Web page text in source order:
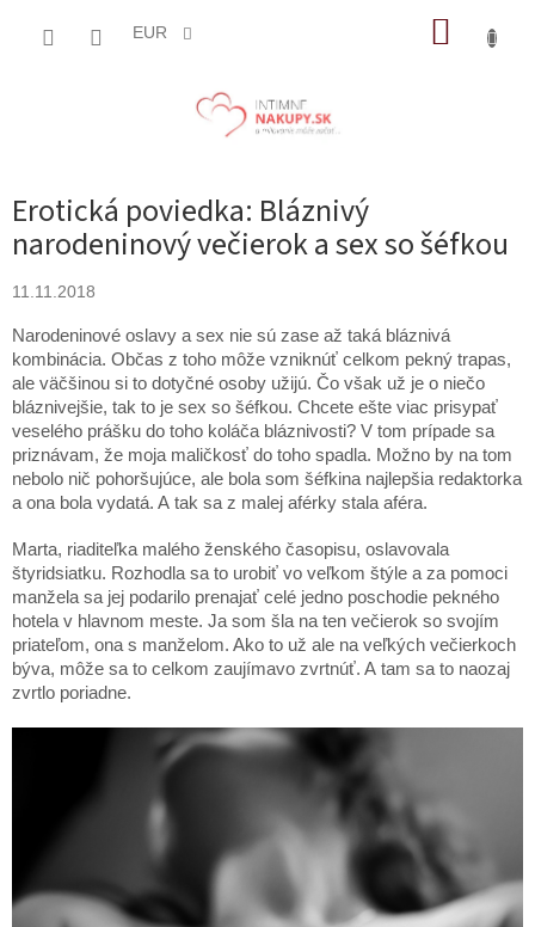
EUR
Erotická poviedka: Bláznivý
narodeninový večierok a sex so šéfkou
11.11.2018
Narodeninové oslavy a sex nie sú zase až taká bláznivá
kombinácia. Občas z toho môže vzniknúť celkom pekný trapas,
ale väčšinou si to dotyčné osoby užijú. Čo však už je o niečo
bláznivejšie, tak to je sex so šéfkou. Chcete ešte viac prisypať
veselého prášku do toho koláča bláznivosti? V tom prípade sa
priznávam, že moja maličkosť do toho spadla. Možno by na tom
nebolo nič pohoršujúce, ale bola som šéfkina najlepšia redaktorka
a ona bola vydatá. A tak sa z malej aférky stala aféra.
Marta, riaditeľka malého ženského časopisu, oslavovala
štyridsiatku. Rozhodla sa to urobiť vo veľkom štýle a za pomoci
manžela sa jej podarilo prenajať celé jedno poschodie pekného
hotela v hlavnom meste. Ja som šla na ten večierok so svojím
priateľom, ona s manželom. Ako to už ale na veľkých večierkoch
býva, môže sa to celkom zaujímavo zvrtnúť. A tam sa to naozaj
zvrtlo poriadne.